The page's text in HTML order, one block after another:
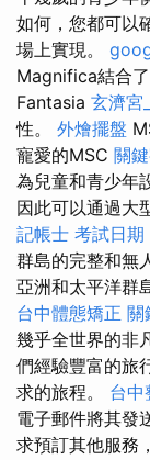
如何，您都可以
場上實現。
Magnifica結合
Fantasia 玄濟宮
性。 外燴擺盤
寵愛的MSC 關
為兒童和青少年
因此可以通過大
記帳士 考試日期
群島的完整和無
亞洲和太平洋群
台中體態矯正 關
幾乎全世界的非
們經驗豐富的旅
求的旅程。 台中
電子郵件將其發
求預訂其他服務